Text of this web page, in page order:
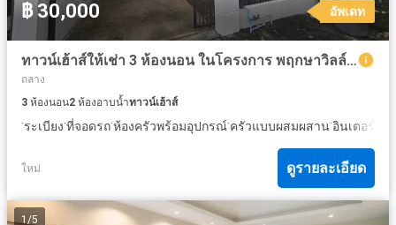
฿ 30,000 อัพเดท
ทาวน์เฮ้าส์ให้เช่า 3 ห้องนอน ในโครงการ พฤกษาวิลล์ โมเดิร์น ยูเอส ถลาง
ถลาง
3 ห้องนอน2 ห้องอาบน้ำทาวน์เฮ้าส์
·ระเบียง·ที่จอดรถ·ห้องครัวพร้อมอุปกรณ์·ครัวแบบผสมผสาน·อินเตอร์เน็ต
ใหม่ ดูรายละเอียด
1 /5